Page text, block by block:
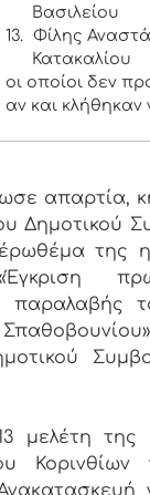
Βασιλείου
13. Φίλης
Κατακαλίου
οι οποίοι δεν
αν και κλήθηκαν
απαρτία,
Δημοτικού
της
παραλαβής
μελέτη της
Κορινθίων